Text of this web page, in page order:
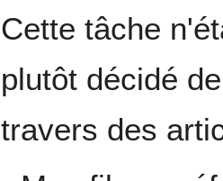
Cette tâche
plutôt décidé
travers des